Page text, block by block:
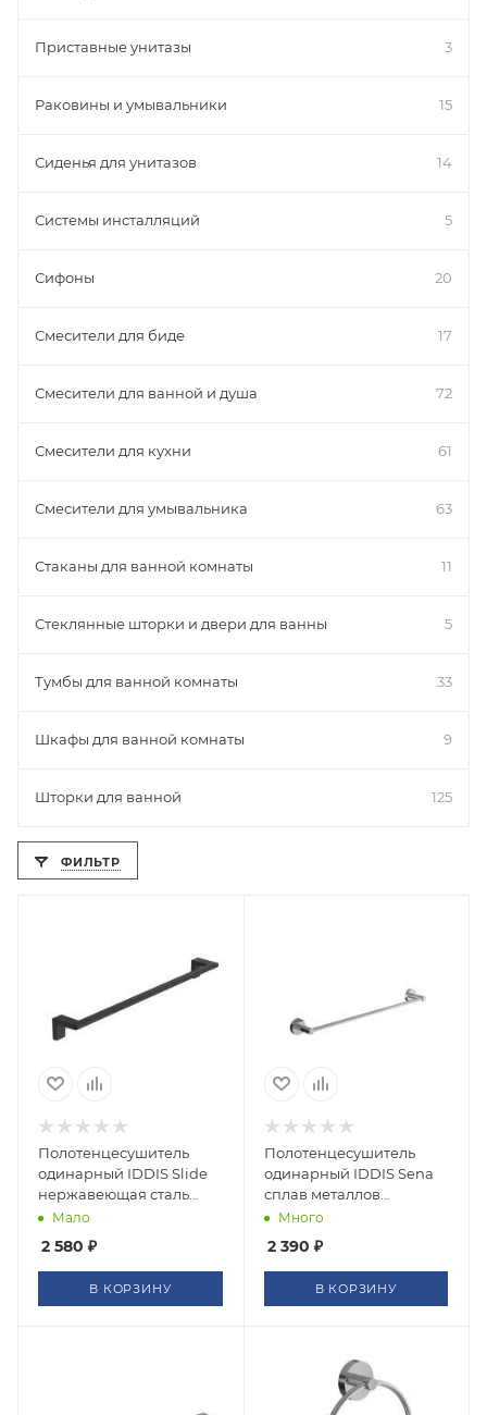
Приставные унитазы 3
Раковины и умывальники 15
Сиденья для унитазов 14
Системы инсталляций 5
Сифоны 20
Смесители для биде 17
Смесители для ванной и душа 72
Смесители для кухни 61
Смесители для умывальника 63
Стаканы для ванной комнаты 11
Стеклянные шторки и двери для ванны 5
Тумбы для ванной комнаты 33
Шкафы для ванной комнаты 9
Шторки для ванной 125
ФИЛЬТР
Полотенцесушитель
одинарный IDDIS Slide
нержавеющая сталь
SLIBS10i49
Мало
2 580 ₽
В КОРЗИНУ
Полотенцесушитель
одинарный IDDIS Sena
сплав металлов
SENSS10i49
Много
2 390 ₽
В КОРЗИНУ